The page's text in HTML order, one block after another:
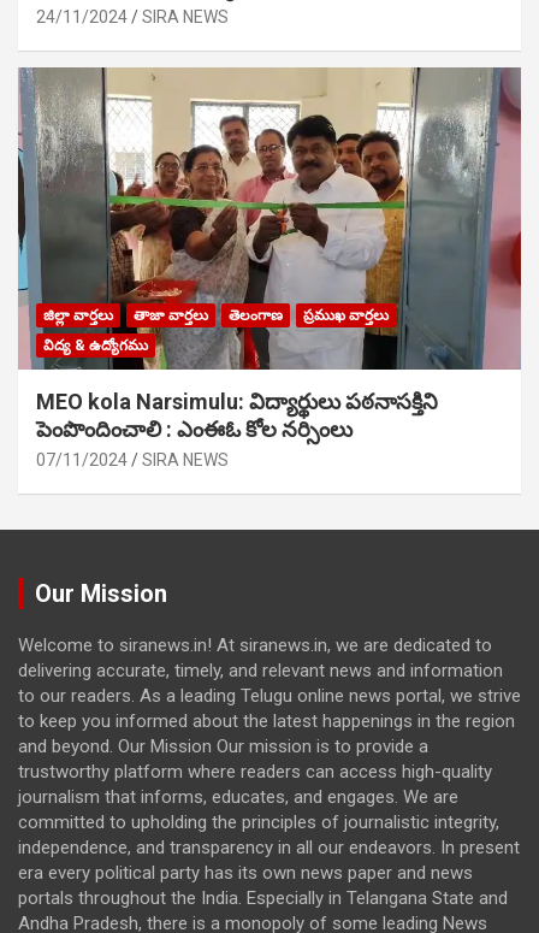
24/11/2024 SIRA NEWS
జిల్లా వార్తలు తాజా వార్తలు తెలంగాణ
ప్రముఖ వార్తలు
విద్య & ఉద్యోగము
MEO kola Narsimulu: విద్యార్థులు పఠ‌నాసక్తిని
పెంపొందించాలి : ఎంఈఓ కోల నర్సింలు
07/11/2024 SIRA NEWS
Our Mission
Welcome to siranews.in! At siranews.in, we are dedicated to
delivering accurate, timely, and relevant news and information
to our readers. As a leading Telugu online news portal, we strive
to keep you informed about the latest happenings in the region
and beyond. Our Mission Our mission is to provide a
trustworthy platform where readers can access high-quality
journalism that informs, educates, and engages. We are
committed to upholding the principles of journalistic integrity,
independence, and transparency in all our endeavors. In present
era every political party has its own news paper and news
portals throughout the India. Especially in Telangana State and
Andha Pradesh, there is a monopoly of some leading News